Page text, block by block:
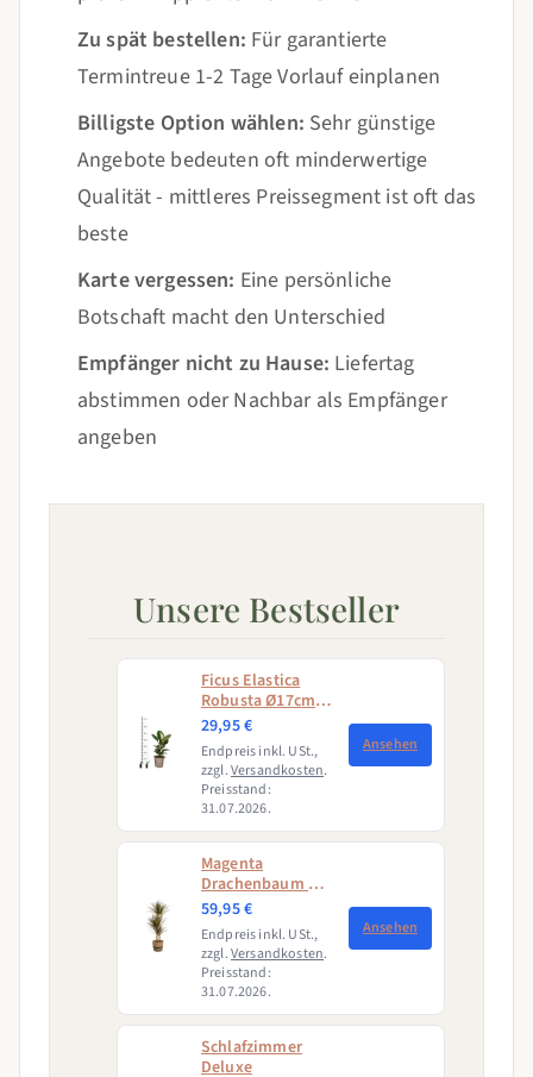
Zu spät bestellen: Für garantierte
Termintreue 1-2 Tage Vorlauf einplanen
Billigste Option wählen: Sehr günstige
Angebote bedeuten oft minderwertige
Qualität - mittleres Preissegment ist oft das
beste
Karte vergessen: Eine persönliche
Botschaft macht den Unterschied
Empfänger nicht zu Hause: Liefertag
abstimmen oder Nachbar als Empfänger
angeben
Unsere Bestseller
Ficus Elastica
Robusta Ø17cm -
↕50 - 60cm
29,95 €
Endpreis inkl. USt.,
zzgl.Versandkosten.
Preisstand:
31.07.2026.
Ansehen
Magenta
Drachenbaum mit
Korb (Dracaena
Marginata
Magenta)
59,95 €
Endpreis inkl. USt.,
zzgl.Versandkosten.
Preisstand:
31.07.2026.
Ansehen
Schlafzimmer
Deluxe